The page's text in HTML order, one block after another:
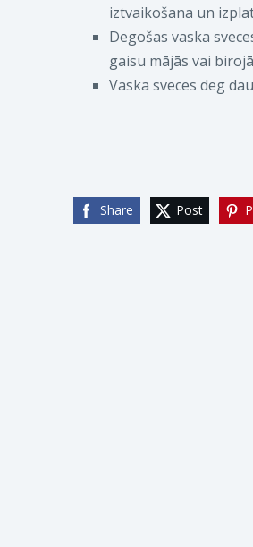
iztvaikošana un
Degošas vaska
gaisu mājās vai
Vaska sveces deg
Share Post